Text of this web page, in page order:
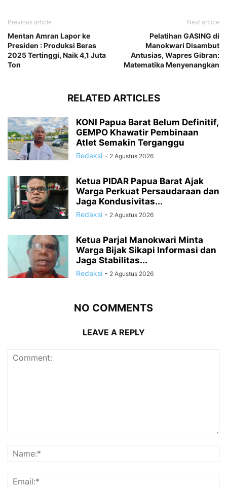
Previous article
Mentan Amran Lapor ke
Presiden : Produksi Beras
2025 Tertinggi, Naik 4,1 Juta
Ton
Next article
Pelatihan GASING di
Manokwari Disambut
Antusias, Wapres Gibran:
Matematika Menyenangkan
RELATED ARTICLES
KONI Papua Barat Belum Definitif,
GEMPO Khawatir Pembinaan
Atlet Semakin Terganggu
Redaksi - 2 Agustus 2026
Ketua PIDAR Papua Barat Ajak
Warga Perkuat Persaudaraan dan
Jaga Kondusivitas...
Redaksi - 2 Agustus 2026
Ketua Parjal Manokwari Minta
Warga Bijak Sikapi Informasi dan
Jaga Stabilitas...
Redaksi - 2 Agustus 2026
NO COMMENTS
LEAVE A REPLY